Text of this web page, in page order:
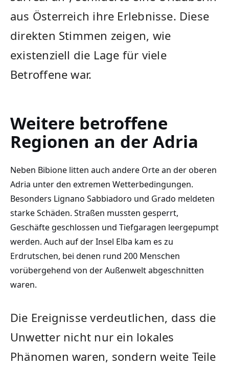
aus Österreich ihre Erlebnisse. Diese
direkten Stimmen zeigen, wie
existenziell die Lage für viele
Betroffene war.
Weitere betroffene
Regionen an der Adria
Neben Bibione litten auch andere Orte an der oberen
Adria unter den extremen Wetterbedingungen.
Besonders Lignano Sabbiadoro und Grado meldeten
starke Schäden. Straßen mussten gesperrt,
Geschäfte geschlossen und Tiefgaragen leergepumpt
werden. Auch auf der Insel Elba kam es zu
Erdrutschen, bei denen rund 200 Menschen
vorübergehend von der Außenwelt abgeschnitten
waren.
Die Ereignisse verdeutlichen, dass die
Unwetter nicht nur ein lokales
Phänomen waren, sondern weite Teile